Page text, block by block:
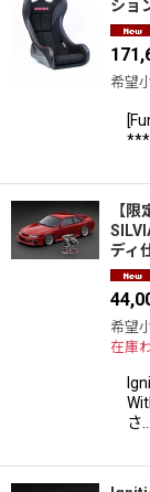
ショ
希望
【
ディ
希望
在庫
さ…